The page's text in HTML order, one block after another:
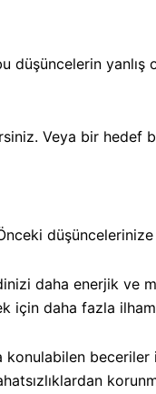
yanlış
Veya bir
daha enerjik ve
için daha fazla
beceriler